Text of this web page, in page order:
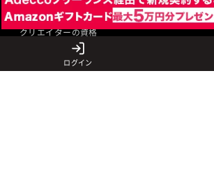
ITエンジニアの資格
クリエイターの資格
言語から探す
ログイン